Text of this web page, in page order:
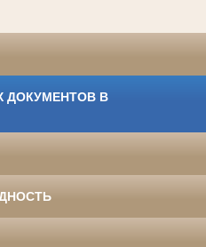
ДОКУМЕНТОВ В